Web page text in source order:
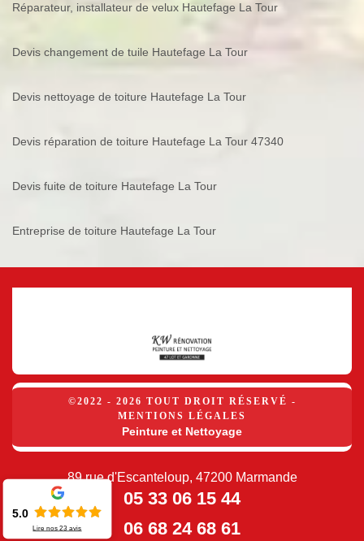
Réparateur, installateur de velux Hautefage La Tour
Devis changement de tuile Hautefage La Tour
Devis nettoyage de toiture Hautefage La Tour
Devis réparation de toiture Hautefage La Tour 47340
Devis fuite de toiture Hautefage La Tour
Entreprise de toiture Hautefage La Tour
©2022 - 2026 TOUT DROIT RÉSERVÉ -
MENTIONS LÉGALES
Peinture et Nettoyage
89 rue d'Escanteloup, 47200 Marmande
05 33 06 15 44
06 68 24 68 61
5.0
Lire nos23 avis